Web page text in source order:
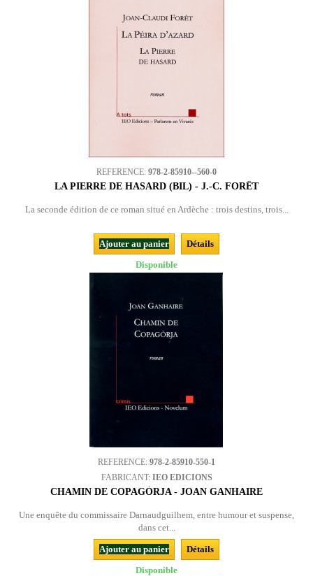
REFERENCE: 978-2-85910--560-0
LA PIERRE DE HASARD (BIL) - J.-C. FORÊT
La seconde édition de ce roman situé en Ardèche : trois destins, trois...
Ajouter au panier
Détails
Disponible
REFERENCE: 978-2-85910-550-1
FABRICANT: IEO EDICIONS
CHAMIN DE COPAGÒRJA - JOAN GANHAIRE
Une enquête du commissaire Darnaudguilhem, entre humour et suspense,
dans cet...
Ajouter au panier
Détails
Disponible